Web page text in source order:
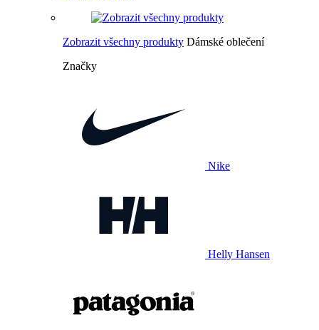
Zobrazit všechny produkty Dámské oblečení
Značky
Nike
Helly Hansen